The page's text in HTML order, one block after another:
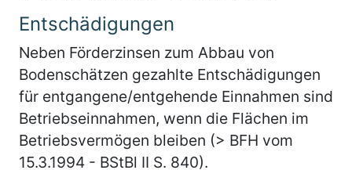
Entschädigungen
Neben Förderzinsen zum Abbau von
Bodenschätzen gezahlte Entschädigungen
für entgangene/entgehende Einnahmen sind
Betriebseinnahmen, wenn die Flächen im
Betriebsvermögen bleiben (> BFH vom
15.3.1994 - BStBl II S. 840).